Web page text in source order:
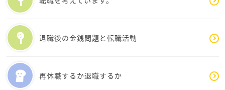
その態度を取った時のご自身を思い出し、どうしたら
自業自得な自分にならないでいられるか、考えて行動
していきたいですね。
今なら挽回可能ですよ、前を向きましょうね。
退職後の金銭問題と転職活動
再休職するか退職するか